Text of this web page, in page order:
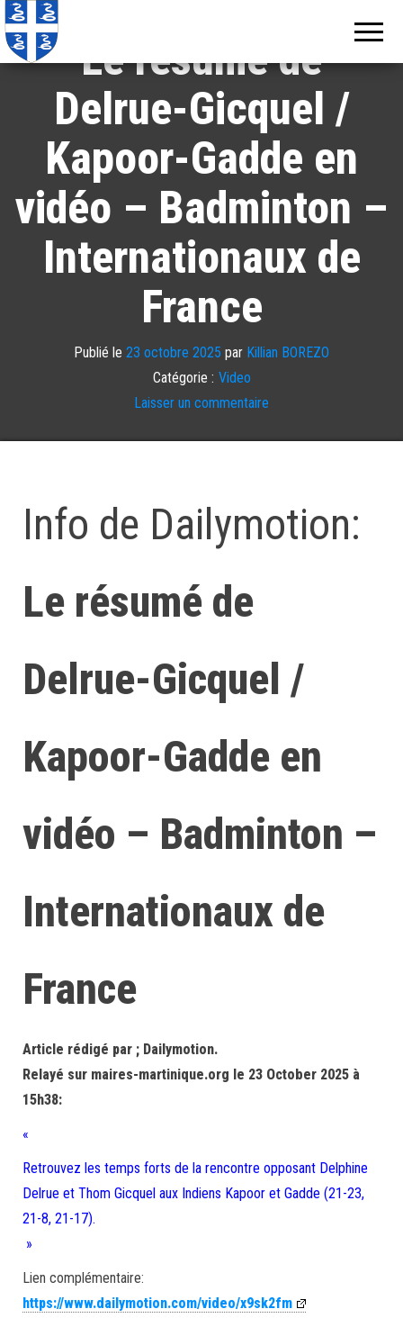
Le résumé de
Delrue-Gicquel /
Kapoor-Gadde en
vidéo – Badminton –
Internationaux de
France
Publié le 23 octobre 2025 par Killian BOREZO
Catégorie : Video
Laisser un commentaire
Info de Dailymotion:
Le résumé de
Delrue-Gicquel /
Kapoor-Gadde en
vidéo – Badminton –
Internationaux de
France
Article rédigé par ; Dailymotion.
Relayé sur maires-martinique.org le 23 October 2025 à
15h38:
«
Retrouvez les temps forts de la rencontre opposant Delphine
Delrue et Thom Gicquel aux Indiens Kapoor et Gadde (21-23,
21-8, 21-17).
»
Lien complémentaire:
https://www.dailymotion.com/video/x9sk2fm